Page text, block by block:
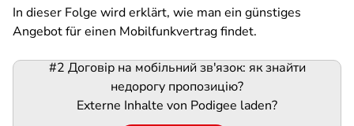
In dieser Folge wird erklärt, wie man ein günstiges
Angebot für einen Mobilfunkvertrag findet.
Podigee-#2 Договір на мобільний зв'язок: як знайти
недорогу пропозицію?
Externe Inhalte von Podigee laden?